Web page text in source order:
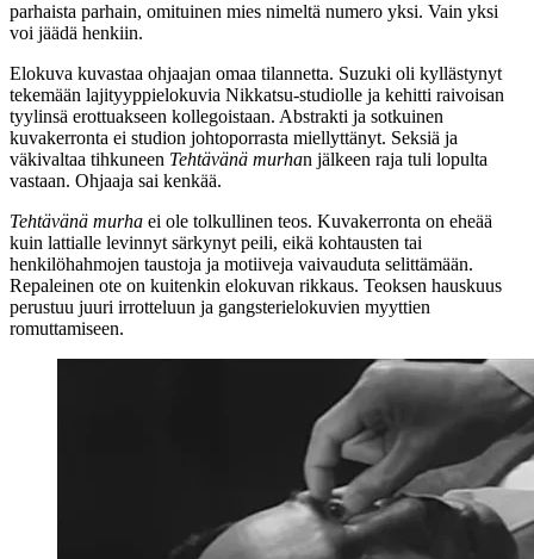
parhaista parhain, omituinen mies nimeltä numero yksi. Vain yksi
voi jäädä henkiin.
Elokuva kuvastaa ohjaajan omaa tilannetta. Suzuki oli kyllästynyt
tekemään lajityyppielokuvia Nikkatsu-studiolle ja kehitti raivoisan
tyylinsä erottuakseen kollegoistaan. Abstrakti ja sotkuinen
kuvakerronta ei studion johtoporrasta miellyttänyt. Seksiä ja
väkivaltaa tihkuneen Tehtävänä murhan jälkeen raja tuli lopulta
vastaan. Ohjaaja sai kenkää.
Tehtävänä murha ei ole tolkullinen teos. Kuvakerronta on eheää
kuin lattialle levinnyt särkynyt peili, eikä kohtausten tai
henkilöhahmojen taustoja ja motiiveja vaivauduta selittämään.
Repaleinen ote on kuitenkin elokuvan rikkaus. Teoksen hauskuus
perustuu juuri irrotteluun ja gangsterielokuvien myyttien
romuttamiseen.